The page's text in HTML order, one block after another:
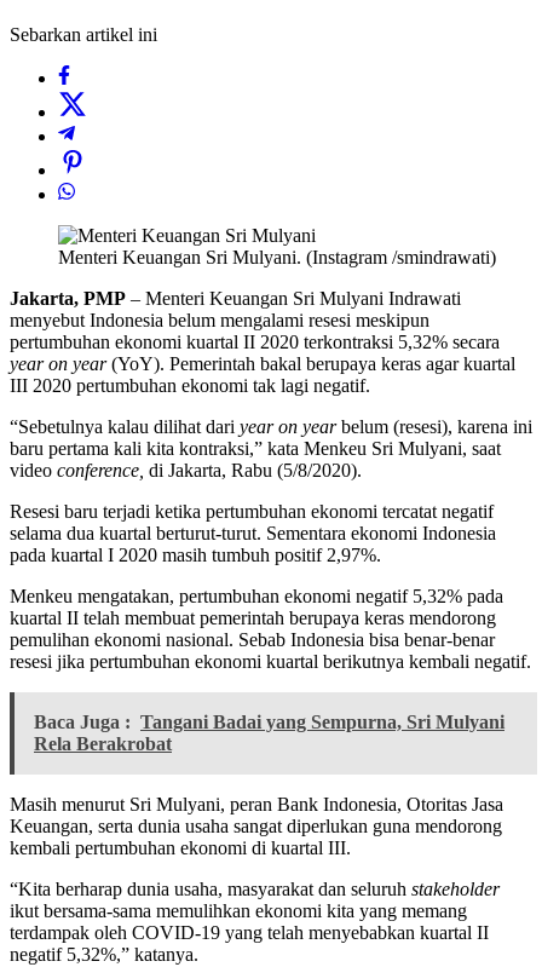
Sebarkan artikel ini
Menteri Keuangan Sri Mulyani. (Instagram /smindrawati)
Jakarta, PMP – Menteri Keuangan Sri Mulyani Indrawati
menyebut Indonesia belum mengalami resesi meskipun
pertumbuhan ekonomi kuartal II 2020 terkontraksi 5,32% secara
year on year(YoY). Pemerintah bakal berupaya keras agar kuartal
III 2020 pertumbuhan ekonomi tak lagi negatif.
“Sebetulnya kalau dilihat dari year on yearbelum (resesi), karena ini
baru pertama kali kita kontraksi,” kata Menkeu Sri Mulyani, saat
video conference, di Jakarta, Rabu (5/8/2020).
Resesi baru terjadi ketika pertumbuhan ekonomi tercatat negatif
selama dua kuartal berturut-turut. Sementara ekonomi Indonesia
pada kuartal I 2020 masih tumbuh positif 2,97%.
Menkeu mengatakan, pertumbuhan ekonomi negatif 5,32% pada
kuartal II telah membuat pemerintah berupaya keras mendorong
pemulihan ekonomi nasional. Sebab Indonesia bisa benar-benar
resesi jika pertumbuhan ekonomi kuartal berikutnya kembali negatif.
Baca Juga : Tangani Badai yang Sempurna, Sri Mulyani
Rela Berakrobat
Masih menurut Sri Mulyani, peran Bank Indonesia, Otoritas Jasa
Keuangan, serta dunia usaha sangat diperlukan guna mendorong
kembali pertumbuhan ekonomi di kuartal III.
“Kita berharap dunia usaha, masyarakat dan seluruh stakeholder
ikut bersama-sama memulihkan ekonomi kita yang memang
terdampak oleh COVID-19 yang telah menyebabkan kuartal II
negatif 5,32%,” katanya.